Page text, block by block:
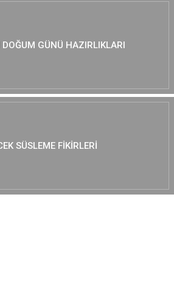
DOĞUM GÜNÜ HAZIRLIKLARI
SÜSLEME FIKIRLERI